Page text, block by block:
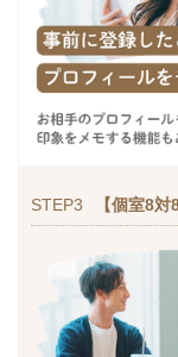
STEP3 【個室8